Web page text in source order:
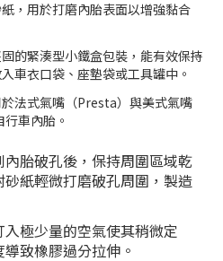
紙，用於打磨內胎表面以增強黏合
固的緊湊型小鐵盒包裝，能有效保持
車衣口袋、座墊袋或工具罐中。
於法式氣嘴（Presta）與美式氣嘴
行車內胎。
內胎破孔後，保持周圍區域乾
紙輕微打磨破孔周圍，製造
入極少量的空氣使其稍微定
致橡膠過分拉伸。